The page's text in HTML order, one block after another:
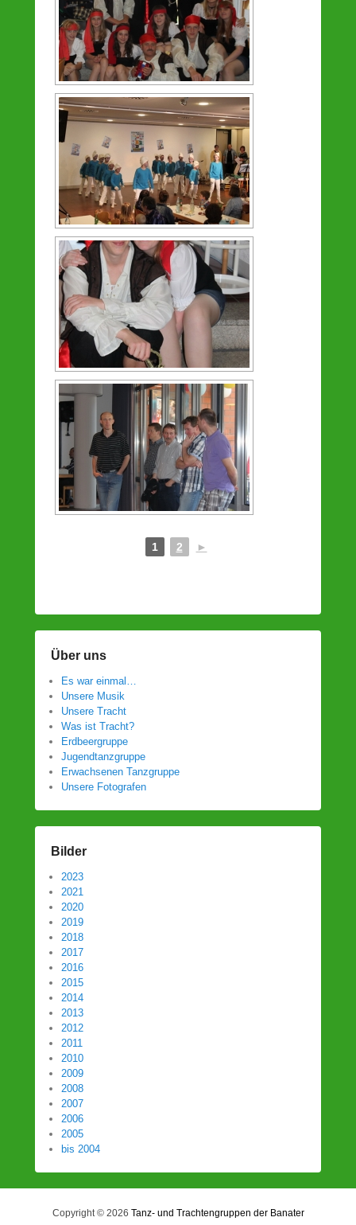
1 2 ►
Über uns
Es war einmal…
Unsere Musik
Unsere Tracht
Was ist Tracht?
Erdbeergruppe
Jugendtanzgruppe
Erwachsenen Tanzgruppe
Unsere Fotografen
Bilder
2023
2021
2020
2019
2018
2017
2016
2015
2014
2013
2012
2011
2010
2009
2008
2007
2006
2005
bis 2004
Copyright © 2026 Tanz- und Trachtengruppen der Banater